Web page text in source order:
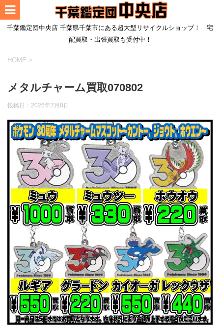
千葉鑑定団中央店 千葉県千葉市にある超大型リサイクルショップ！ 宅
配買取・出張買取も受付中！
HOME >
メタルチャーム買取070802
投稿日： 2026年7月8日